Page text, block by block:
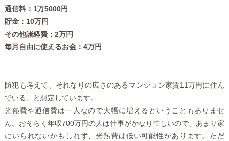
通信料：1万5000円
貯金：10万円
その他諸経費：2万円
毎月自由に使えるお金：4万円
防犯も考えて、それなりの広さのあるマンション家賃11万円に住ん
でいる、と想定しています。
光熱費や通信費は一人なので大幅に増えるということもありませ
ん。おそらく年収700万円の人は仕事がかなり忙しいので、あまり家
にいられないかもしれず、光熱費は低い可能性があります。ただ